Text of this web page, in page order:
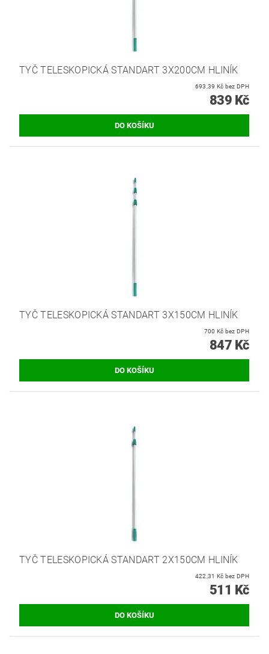
TYČ TELESKOPICKÁ STANDART 3X200CM HLINÍK
693,39 Kč bez DPH
839 Kč
TYČ TELESKOPICKÁ STANDART 3X150CM HLINÍK
700 Kč bez DPH
847 Kč
TYČ TELESKOPICKÁ STANDART 2X150CM HLINÍK
422,31 Kč bez DPH
511 Kč